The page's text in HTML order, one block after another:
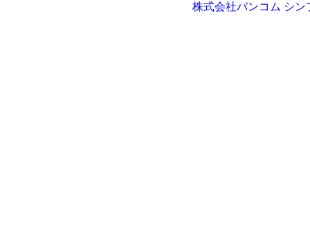
株式会社バンコム シン